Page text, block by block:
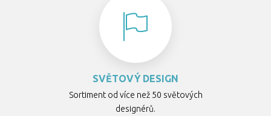
SVĚTOVÝ DESIGN
Sortiment od více než 50 světových
designérů.